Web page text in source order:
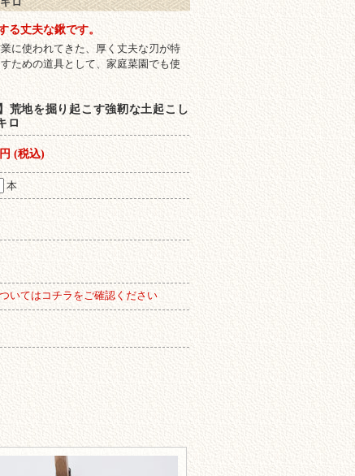
る丈夫な鍬です。
に使われてきた、厚く丈夫な刃が特
ための道具として、家庭菜園でも使
荒地を掘り起こす強靭な土起こし
ロ
(税込)
本
いてはコチラをご確認ください